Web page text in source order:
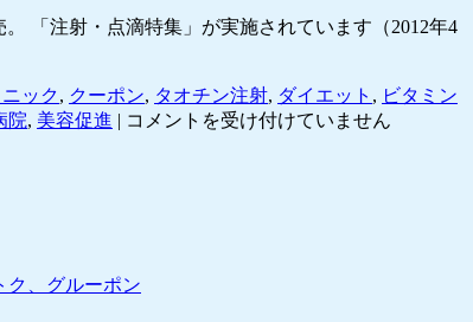
「注射・点滴特集」が実施されています（2012年4
ック, クーポン, タオチン注射, ダイエット , ビタミン
院, 美容促進 | 「注
労
コメントを受け付けていません
ク、グルーポン